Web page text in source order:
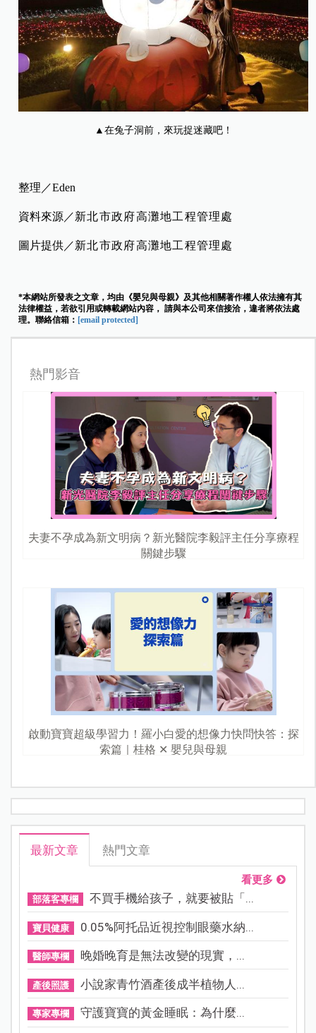
▲ 在兔子洞前，來玩捉迷藏吧！
整理／Eden
資料來源／新北市政府高灘地工程管理處
圖片提供／新北市政府高灘地工程管理處
*本網站所發表之文章，均由《嬰兒與母親》及其他相關著作權人依法擁有其
法律權益，若欲引用或轉載網站內容， 請與本公司來信接洽，違者將依法處
理。聯絡信箱： [email protected]
熱門影音
夫妻不孕成為新文明病？新光醫院李毅評主任分享療程
關鍵步驟
啟動寶寶超級學習力！羅小白愛的想像力快問快答：探
索篇｜桂格 ✕ 嬰兒與母親
最新文章 熱門文章
看更多
部落客專欄 不買手機給孩子，就要被貼「...
寶貝健康 0.05%阿托品近視控制眼藥水納...
醫師專欄 晚婚晚育是無法改變的現實，...
產後照護 小說家青竹酒產後成半植物人...
專家專欄 守護寶寶的黃金睡眠：為什麼...